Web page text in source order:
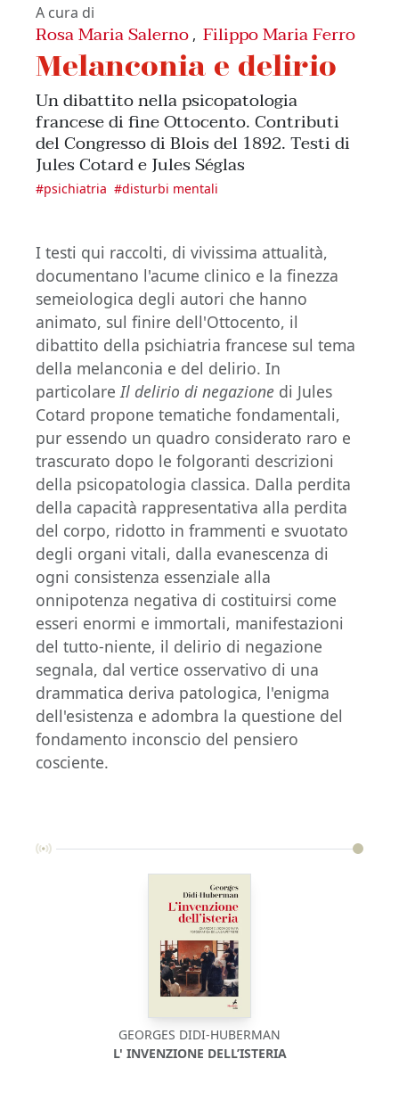
A cura di
Rosa Maria Salerno , Filippo Maria Ferro
Melanconia e delirio
Un dibattito nella psicopatologia
francese di fine Ottocento. Contributi
del Congresso di Blois del 1892. Testi di
Jules Cotard e Jules Séglas
#psichiatria #disturbi mentali
I testi qui raccolti, di vivissima attualità,
documentano l'acume clinico e la finezza
semeiologica degli autori che hanno
animato, sul finire dell'Ottocento, il
dibattito della psichiatria francese sul tema
della melanconia e del delirio. In
particolareIl delirio di negazione di Jules
Cotard propone tematiche fondamentali,
pur essendo un quadro considerato raro e
trascurato dopo le folgoranti descrizioni
della psicopatologia classica. Dalla perdita
della capacità rappresentativa alla perdita
del corpo, ridotto in frammenti e svuotato
degli organi vitali, dalla evanescenza di
ogni consistenza essenziale alla
onnipotenza negativa di costituirsi come
esseri enormi e immortali, manifestazioni
del tutto-niente, il delirio di negazione
segnala, dal vertice osservativo di una
drammatica deriva patologica, l'enigma
dell'esistenza e adombra la questione del
fondamento inconscio del pensiero
cosciente.
GEORGES DIDI-HUBERMAN
L' INVENZIONE DELL’ISTERIA